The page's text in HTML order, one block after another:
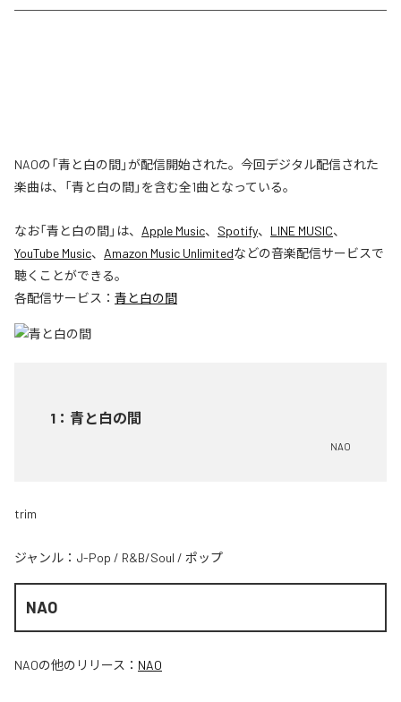
NAOの「青と白の間」が配信開始された。今回デジタル配信された
楽曲は、「青と白の間」を含む全1曲となっている。
なお「青と白の間」は、 Apple Music、 Spotify、 LINE MUSIC、
YouTube Music、 Amazon Music Unlimitedなどの音楽配信サービスで
聴くことができる。
各配信サービス： 青と白の間
1 ： 青と白の間
NAO
trim
ジャンル： J-Pop / R&B/Soul / ポップ
NAO
NAOの他のリリース： NAO